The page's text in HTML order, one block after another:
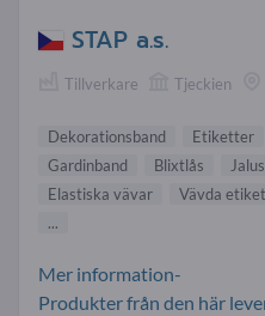
STAP a.s.
Tillverkare Tjeckien
Dekorationsband Etiketter
Gardinband
Blixtlås
Elastiska vävar
Vävda
...
Mer information-
Produkter från den här